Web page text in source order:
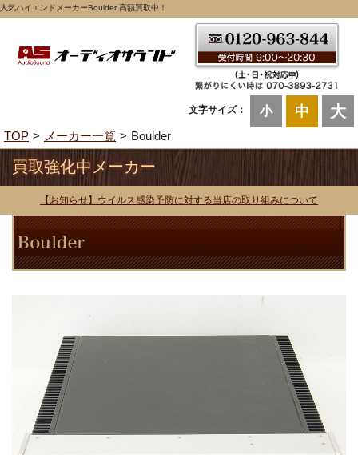
人気ハイエンドメーカーBoulder 高額買取中！
文字サイズ： 小 中 大
TOP メーカー一覧 Boulder
買取強化中メーカー
【お知らせ】ウイルス感染予防に対する当店の取り組みについて